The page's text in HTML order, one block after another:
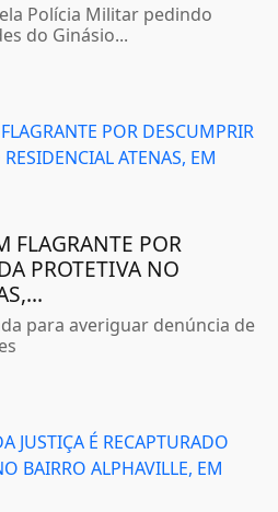
Polícia Militar pedindo
do Ginásio...
FLAGRANTE POR
PROTETIVA NO
para averiguar denúncia de